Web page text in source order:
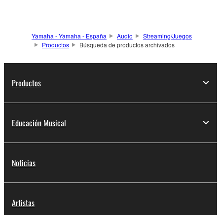
Yamaha - Yamaha - España Audio
Streaming/Juegos
Productos
Búsqueda de productos archivados
Productos
Educación Musical
Noticias
Artistas